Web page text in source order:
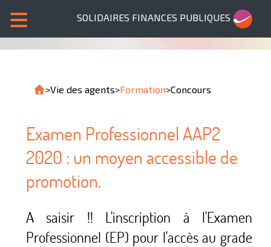
SOLIDAIRES FINANCES PUBLIQUES
>Vie des agents>Formation>Concours
Examen Professionnel AAP2
2020 : un moyen accessible de
promotion.
A saisir !! L'inscription à l'Examen
Professionnel (EP) pour l'accès au grade